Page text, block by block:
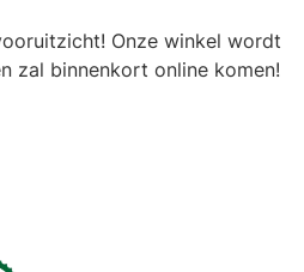
Onze winkel wordt
zal binnenkort online komen!